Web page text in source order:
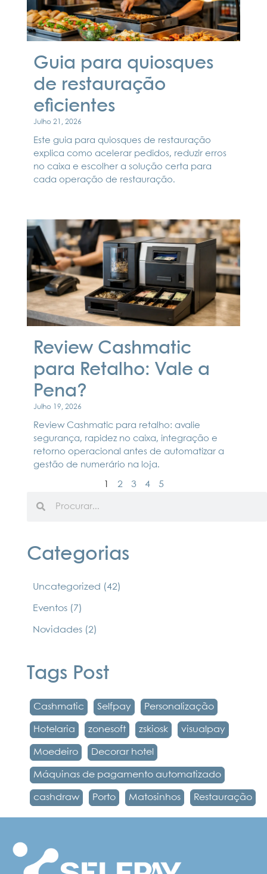
Guia para quiosques
de restauração
eficientes
Julho 21, 2026
Este guia para quiosques de restauração
explica como acelerar pedidos, reduzir erros
no caixa e escolher a solução certa para
cada operação de restauração.
Review Cashmatic
para Retalho: Vale a
Pena?
Julho 19, 2026
Review Cashmatic para retalho: avalie
segurança, rapidez no caixa, integração e
retorno operacional antes de automatizar a
gestão de numerário na loja.
2 3 4 5
Categorias
Uncategorized (42)
Eventos (7)
Novidades (2)
Tags Post
Cashmatic Selfpay Personalização
Hotelaria zonesoft zskiosk visualpay
Moedeiro Decorar hotel
Máquinas de pagamento automatizado
cashdraw Porto Matosinhos Restauração